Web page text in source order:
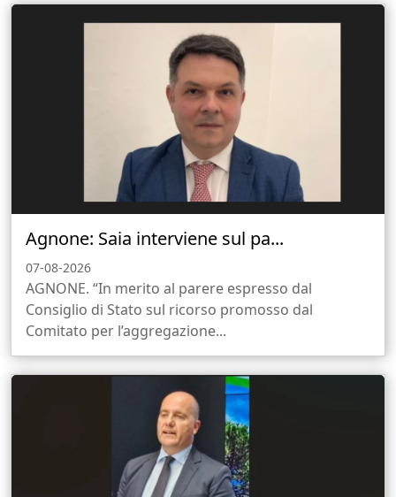
Agnone: Saia interviene sul pa...
07-08-2026
AGNONE. “In merito al parere espresso dal
Consiglio di Stato sul ricorso promosso dal
Comitato per l’aggregazione...